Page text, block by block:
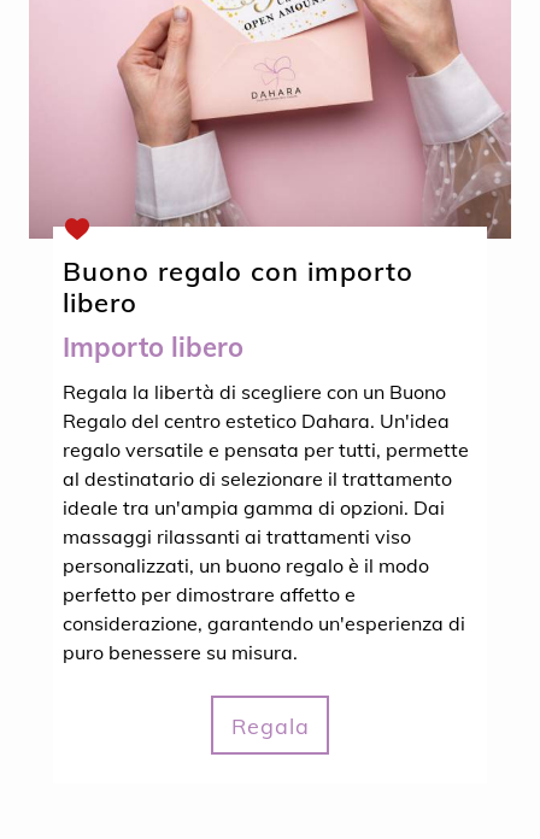
Buono regalo con importo
libero
Importo libero
Regala la libertà di scegliere con un Buono
Regalo del centro estetico Dahara. Un'idea
regalo versatile e pensata per tutti, permette
al destinatario di selezionare il trattamento
ideale tra un'ampia gamma di opzioni. Dai
massaggi rilassanti ai trattamenti viso
personalizzati, un buono regalo è il modo
perfetto per dimostrare affetto e
considerazione, garantendo un'esperienza di
puro benessere su misura.
Regala